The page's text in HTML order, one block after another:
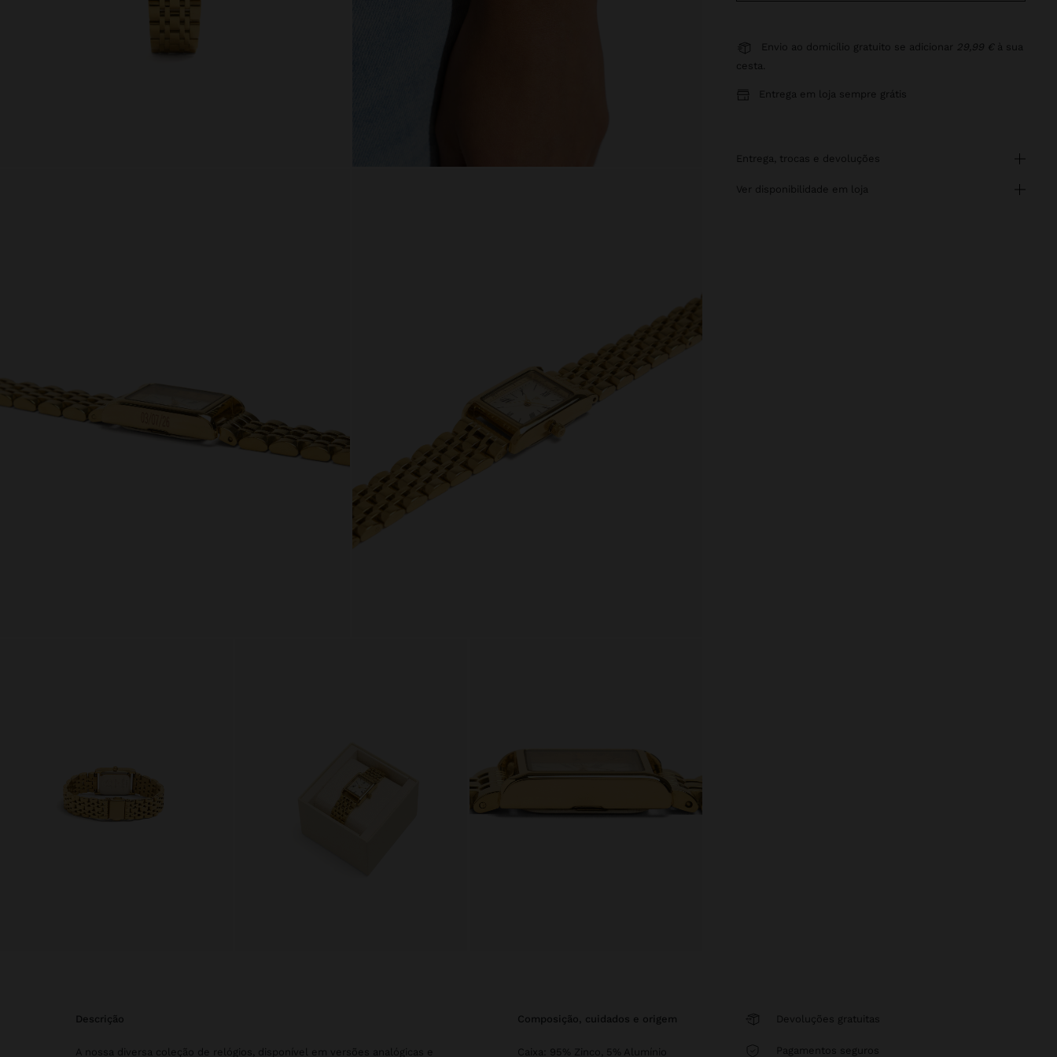
Envio ao domicílio gratuito se adicionar 29,99 € à sua
cesta.
Entrega em loja sempre grátis
entrega, trocas e devoluções
ver disponibilidade em loja
descrição
A nossa diversa coleção de relógios, disponível em versões analógicas e
composição, cuidados e origem
Caixa: 95% Zinco, 5% Alumínio
Devoluções gratuitas
Pagamentos seguros